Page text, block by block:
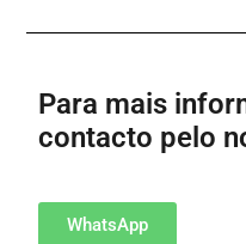
Para mais
contacto pelo
WhatsApp